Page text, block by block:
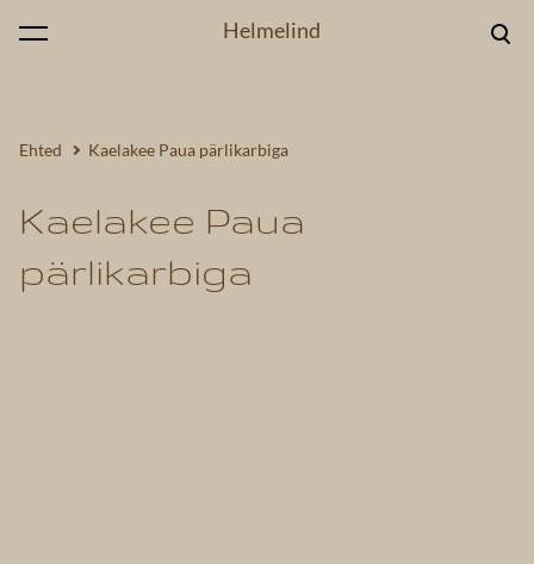
Helmelind
lisati ostukorvi. Vaata ostukorvi
Ehted Kaelakee Paua pärlikarbiga
Kaelakee Paua
pärlikarbiga